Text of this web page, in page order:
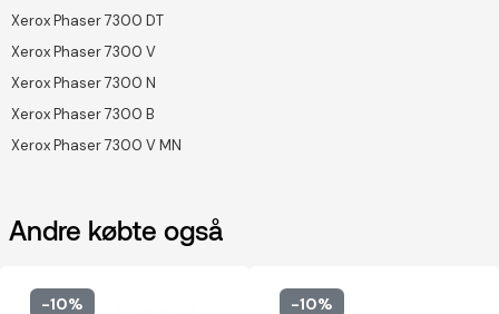
Xerox Phaser 7300 DT
Xerox Phaser 7300 V
Xerox Phaser 7300 N
Xerox Phaser 7300 B
Xerox Phaser 7300 V MN
Andre købte også
-10% -10%